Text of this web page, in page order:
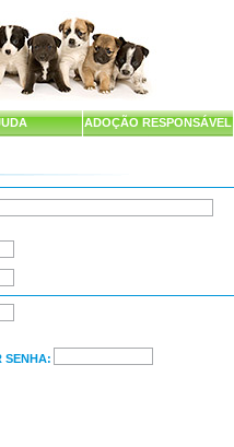
ADOÇÃO RESPONSÁVEL
SENHA: